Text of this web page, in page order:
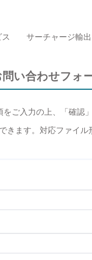
サーチャージ輸出
問い合わせフォ
ご入力の上、「確認
きます。対応ファイ